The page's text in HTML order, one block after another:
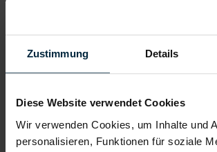
Zustimmung Details
Diese Website verwendet Cookies
Wir verwenden Cookies, um Inhalte und
personalisieren, Funktionen für soziale
Mattighofen, Oberösterreich
ab EUR 3.551,59
Vollzeit
2-Schicht
Industrie / handwerkliches Gewerbe